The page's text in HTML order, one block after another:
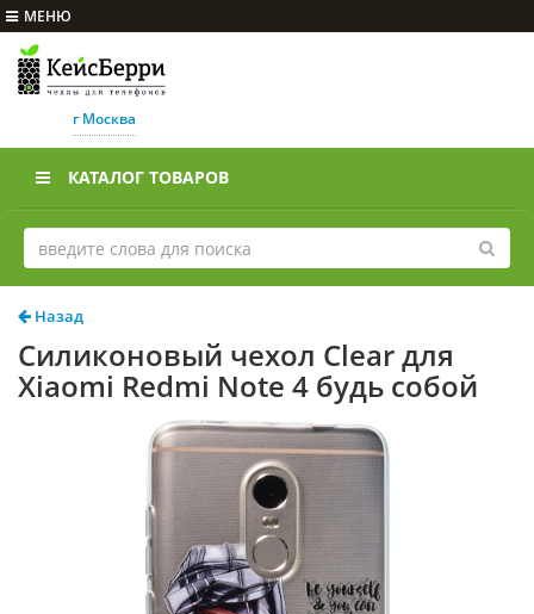
МЕНЮ
г Москва
КАТАЛОГ ТОВАРОВ
Назад
Силиконовый чехол Clear для
Xiaomi Redmi Note 4 будь собой